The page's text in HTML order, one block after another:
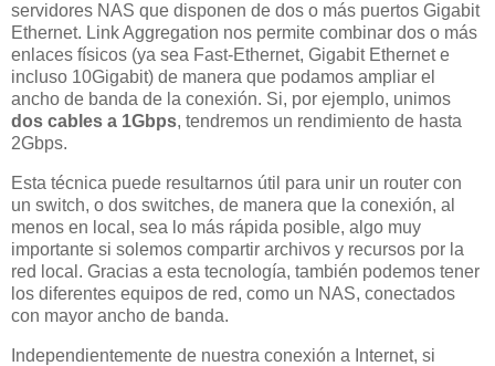
servidores NAS que disponen de dos o más puertos Gigabit
Ethernet. Link Aggregation nos permite combinar dos o más
enlaces físicos (ya sea Fast-Ethernet, Gigabit Ethernet e
incluso 10Gigabit) de manera que podamos ampliar el
ancho de banda de la conexión. Si, por ejemplo, unimos
dos cables a 1Gbps, tendremos un rendimiento de hasta
2Gbps.
Esta técnica puede resultarnos útil para unir un router con
un switch, o dos switches, de manera que la conexión, al
menos en local, sea lo más rápida posible, algo muy
importante si solemos compartir archivos y recursos por la
red local. Gracias a esta tecnología, también podemos tener
los diferentes equipos de red, como un NAS, conectados
con mayor ancho de banda.
Independientemente de nuestra conexión a Internet, si